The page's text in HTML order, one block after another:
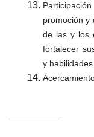
promoción y
de las y los
fortalecer
y